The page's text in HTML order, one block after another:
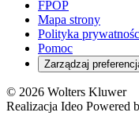
FPOP
Mapa strony
Polityka
Pomoc
Zarządzaj
© 2026 Wolters Kluwer
Realizacja Ideo Powered